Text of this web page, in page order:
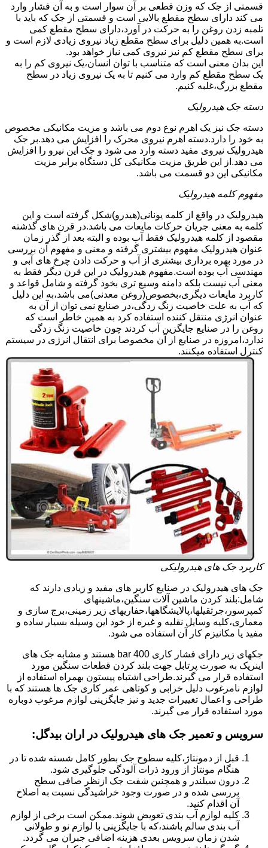
قسمتی از جک که وزن قطعی بر آن سوار است و به آن فشار وارد
می کند دارای سطح مقطع بالایی است و قسمتی از جک که باید با
تلمبه زدن روغن را به حرکت در آورد،دارای سطح مقطع کمی
است.به همین دلیل برای سطح مقطع زیاد نیروی زیادی لازم است و
برای سطح مقطع کم نیز نیروی کمی نیاز خواهد بود.
این بدان معنی است که متناسب با توان انسان،یک نیروی کم را به
یک سطح مقطع کم وارد می کنیم تا به یک نیروی زیاد در سطح
مقطع بزرگ،غلبه کنیم.
دسته جک هیدرولیک
دسته جک نیز یک اهرم نوع دوم می باشد و مزیت مکانیکی مخصوص
به خود را دارد.دسته اهرم نیروی محرک را افزایش می دهد.بر جک
هیدرولیک نیروی مفید دسته وارد می شود و جک این نیرو را افزایش
می دهد.از این طریق مزیت مکانیکی کل دستگاه برابر مزیت
مکانیکی این دو قسمت می باشد.
مفهوم کلمه هیدرولیک
هیدرولیک در واقع از کلمه یونانی(هیدرو)شکل گرفته است و این
کلمه به معنی جریان حرکات مایعات می باشد.در قرن های گذشته
مقصود از کلمه هیدرولیک فقط آب بوده و البته بعد از گذر زمان
عنوان هیدرولیک مفهوم بیشتری گرفته و معنی و مفهوم آن بررسی
در مورد بهره برداری بیشتری از آب و حرکت دادن چرخ های آبی و
مهندسی آب بوده است.مفهوم هیدرولیک در این قرن دیگر فقط به
معنی آب نیست بلکه دامنه وسیع تری بخود گرفته و شامل قواعد و
کاربرد مایعات دیگری،بخصوص(روغن معدنی)می باشد،به این دلیل
که آب به علت خاصیت زنگ زدگی،در صنایع نمی توان از آن به
عنوان انرژی منتقل کننده استفاده کرد به همین خاطر است که
روغن را در صنایع جایگزین آب کردند چون خاصیت زنگ زدگی
ندارد،امروزه در صنایع از آن مخصوصا برای انتقال انرژی در سیستم
کنترل استفاده میکنند.
کاربرد جک های هیدرولیکی
جک های هیدرولیک در صنایع کاربر های مفید و زیادی دارند که
شامل:بلند کردن ماشین آلات سنگین،ماشینهای
کمپرسور،جرثقیلها،پالایشگاهها،حفاریهای زیر زمینی،برج سازی و
معماری،کلیه وسایل نقلیه و غیره از خود این وسیله بسیار ساده و
مفید یا مکانیزم کار آن استفاده می شود.
جکهای زیر دارای فشار کاری 400 bar هستند و مشابه جک های
اینرپک به صورت پرتابل جهت بلند کردن قطعات سنگین مورد
استفاده قرار می گیرند.طراحی اشتباه پیستون بهمراه استفاده از
لوازم نامرغوب دلیل خرابی و کوتاهی عمر کاری جک ها هستند که با
طراحی و اعمال تغییرات جدید و نیز جایگزینی لوازم مرغوب دوباره
مورد استفاده قرار می گیرند.
سرویس و تعمیر جک های هیدرولیک در اران بیدگل:
قبل از دمونتاژ،کلیه سطوح جک بطور کامل شسته شده تا در
هنگام مونتاژ از ورود ذرات آلودگی جلوگیری شود.
درون سیلندر و همچنین شفت جک ازنظر صافی سطح
بررسی شده و در صورت وجود خراشیدگی نسبت به اصلاح
آن اقدام کنید.
کلیه لوازم آب بندی تعویض شوند.ممکن است برخی از لوازم
آب بندی سالم باشند،که با جایگزینی با لوازم نو و طولانی
شدن زمان سرویس بعدی هزینه اضافی جبران می گردد.